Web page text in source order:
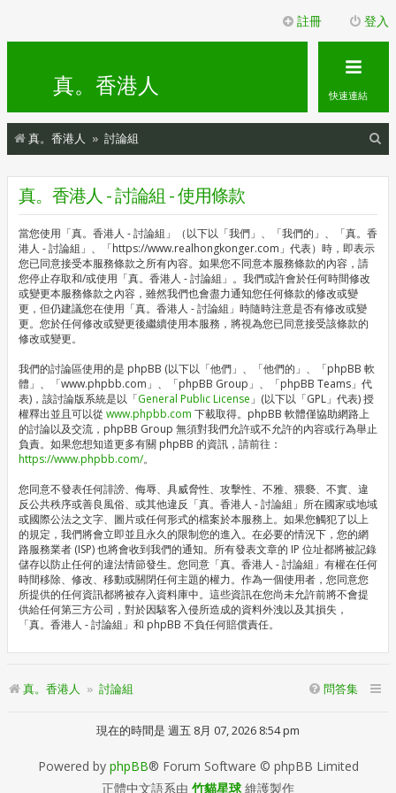
登入
註冊
真。香港人 快速連結
真。香港人 討論組
真。香港人 - 討論組 - 使用條款
當您使用「真。香港人 - 討論組」（以下以「我們」、「我們的」、「真。香
港人 - 討論組」、「https://www.realhongkonger.com」代表）時，即表示
您已同意接受本服務條款之所有內容。如果您不同意本服務條款的內容，請
您停止存取和/或使用「真。香港人 - 討論組」。我們或許會於任何時間修改
或變更本服務條款之內容，雖然我們也會盡力通知您任何條款的修改或變
更，但仍建議您在使用「真。香港人 - 討論組」時隨時注意是否有修改或變
更。您於任何修改或變更後繼續使用本服務，將視為您已同意接受該條款的
修改或變更。
我們的討論區使用的是 phpBB (以下以「他們」、「他們的」、「phpBB 軟
體」、「www.phpbb.com」、「phpBB Group」、「phpBB Teams」代
表)，該討論版系統是以「General Public License 」(以下以「GPL」代表) 授
權釋出並且可以從 www.phpbb.com 下載取得。phpBB 軟體僅協助網路上
的討論以及交流，phpBB Group 無須對我們允許或不允許的內容或行為舉止
負責。如果您想知道更多有關 phpBB 的資訊，請前往：
https://www.phpbb.com/。
您同意不發表任何誹謗、侮辱、具威脅性、攻擊性、不雅、猥褻、不實、違
反公共秩序或善良風俗、或其他違反「真。香港人 - 討論組」所在國家或地域
或國際公法之文字、圖片或任何形式的檔案於本服務上。如果您觸犯了以上
的規定，我們將會立即並且永久的限制您的進入。在必要的情況下，您的網
路服務業者 (ISP) 也將會收到我們的通知。所有發表文章的 IP 位址都將被記錄
儲存以防止任何的違法情節發生。您同意「真。香港人 - 討論組」有權在任何
時間移除、修改、移動或關閉任何主題的權力。作為一個使用者，您同意您
所提供的任何資訊都將被存入資料庫中。這些資訊在您尚未允許前將不會提
供給任何第三方公司，對於因駭客入侵所造成的資料外洩以及其損失，
「真。香港人 - 討論組」和 phpBB 不負任何賠償責任。
真。香港人 討論組 問答集
現在的時間是 週五 8月 07, 2026 8:54 pm
Powered by phpBB® Forum Software © phpBB Limited
正體中文語系由 竹貓星球維護製作